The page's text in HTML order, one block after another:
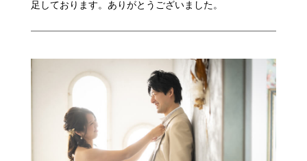
足しております。ありがとうございました。